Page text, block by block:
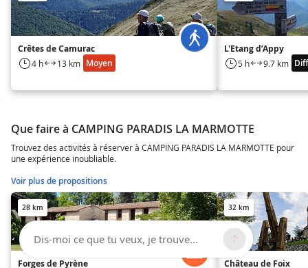
Crêtes de Camurac
4 h 13 km Moyen
L'Etang d’Appy
5 h 9.7 km
Que faire à CAMPING PARADIS LA MARMOTTE
Trouvez des activités à réserver à CAMPING PARADIS LA MARMOTTE pour
une expérience inoubliable.
Voir plus de propositions
28 km
Forges de Pyrène
32 km
Château de Foix
Dis-moi ce que tu veux, je trouve...